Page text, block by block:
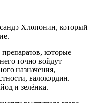
Хлопонин, который
которые
точно войдут
назначения,
валокордин.
и зелёнка.